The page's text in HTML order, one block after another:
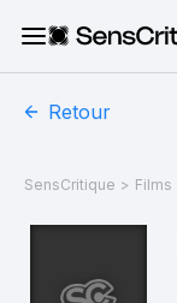
Retour
SensCritique > Films